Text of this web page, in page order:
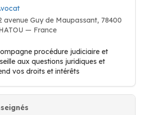
avenue Guy de Maupassant, 78400
— France
procédure judiciaire et
aux questions juridiques et
vos droits et intérêts